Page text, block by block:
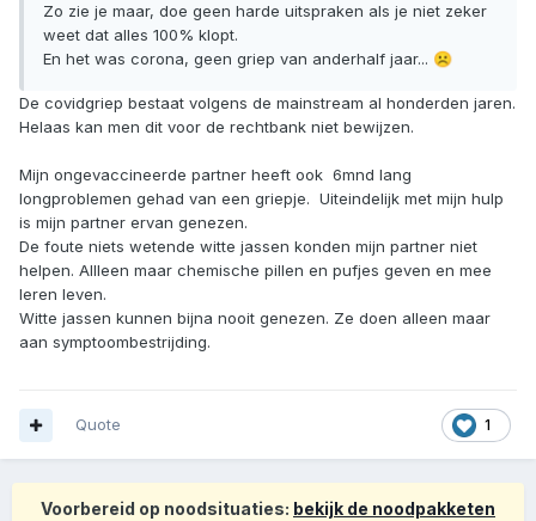
Zo zie je maar, doe geen harde uitspraken als je niet zeker
weet dat alles 100% klopt.
En het was corona, geen griep van anderhalf jaar... ☹️
De covidgriep bestaat volgens de mainstream al honderden jaren.
Helaas kan men dit voor de rechtbank niet bewijzen.
Mijn ongevaccineerde partner heeft ook 6mnd lang
longproblemen gehad van een griepje. Uiteindelijk met mijn hulp
is mijn partner ervan genezen.
De foute niets wetende witte jassen konden mijn partner niet
helpen. Allleen maar chemische pillen en pufjes geven en mee
leren leven.
Witte jassen kunnen bijna nooit genezen. Ze doen alleen maar
aan symptoombestrijding.
1
Quote
Voorbereid op noodsituaties: bekijk de noodpakketen